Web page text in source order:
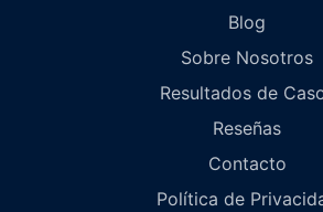
Blog
Sobre Nosotros
Resultados de
Reseñas
Contacto
Política de